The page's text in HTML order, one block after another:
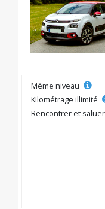
Même niveau
Kilométrage illimité
Rencontrer et saluer